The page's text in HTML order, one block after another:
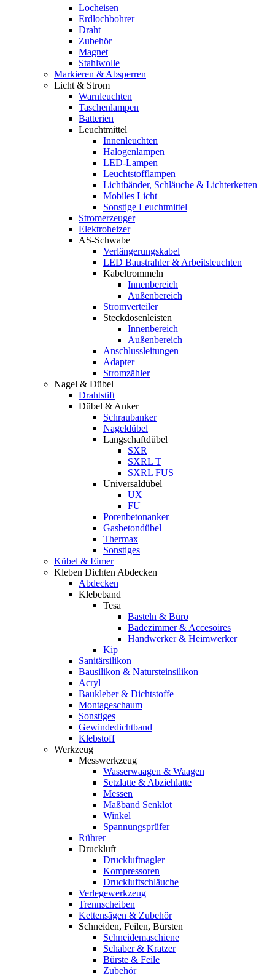
Locheisen
Erdlochbohrer
Draht
Zubehör
Magnet
Stahlwolle
Markieren & Absperren
Licht & Strom
Warnleuchten
Taschenlampen
Batterien
Leuchtmittel
Innenleuchten
Halogenlampen
LED-Lampen
Leuchtstofflampen
Lichtbänder, Schläuche & Lichterketten
Mobiles Licht
Sonstige Leuchtmittel
Stromerzeuger
Elektroheizer
AS-Schwabe
Verlängerungskabel
LED Baustrahler & Arbeitsleuchten
Kabeltrommeln
Innenbereich
Außenbereich
Stromverteiler
Steckdosenleisten
Innenbereich
Außenbereich
Anschlussleitungen
Adapter
Stromzähler
Nagel & Dübel
Drahtstift
Dübel & Anker
Schraubanker
Nageldübel
Langschaftdübel
SXR
SXRL T
SXRL FUS
Universaldübel
UX
FU
Porenbetonanker
Gasbetondübel
Thermax
Sonstiges
Kübel & Eimer
Kleben Dichten Abdecken
Abdecken
Klebeband
Tesa
Basteln & Büro
Badezimmer & Accesoires
Handwerker & Heimwerker
Kip
Sanitärsilikon
Bausilikon & Natursteinsilikon
Acryl
Baukleber & Dichtstoffe
Montageschaum
Sonstiges
Gewindedichtband
Klebstoff
Werkzeug
Messwerkzeug
Wasserwaagen & Waagen
Setzlatte & Abziehlatte
Messen
Maßband Senklot
Winkel
Spannungsprüfer
Rührer
Druckluft
Druckluftnagler
Kompressoren
Druckluftschläuche
Verlegewerkzeug
Trennscheiben
Kettensägen & Zubehör
Schneiden, Feilen, Bürsten
Schneidemaschiene
Schaber & Kratzer
Bürste & Feile
Zubehör